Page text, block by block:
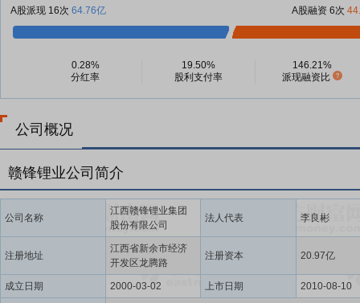
A股派现 16次 64.76亿 A股融资 6次
0.28%
分红率
19.50%
股利支付率
146.21%
派现融资比
公司概况
赣锋锂业公司简介
公司名称
江西赣锋锂业集团
股份有限公司
法人代表 李良彬
注册地址
江西省新余市经济
开发区龙腾路
注册资本 20.97亿
成立日期 2000-03-02 上市日期 2010-08-10